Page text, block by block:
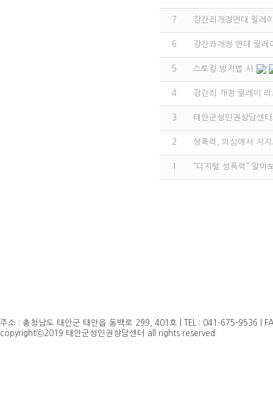
7 강간죄개정연대 릴레
6 강간좌개정 연대 릴레
5 스토킹 방지법 시
4 강간죄 개정 릴레이
3 태안군성인권상담센
2 성폭력, 의심에서 지
1 "디지털 성폭력" 알아
주소 : 충청남도 태안군 태안읍 동백로 299, 401호 | TEL : 041-675-9536 |
copyrightⓒ2019 태안군성인권상담센터 all rights reserved.